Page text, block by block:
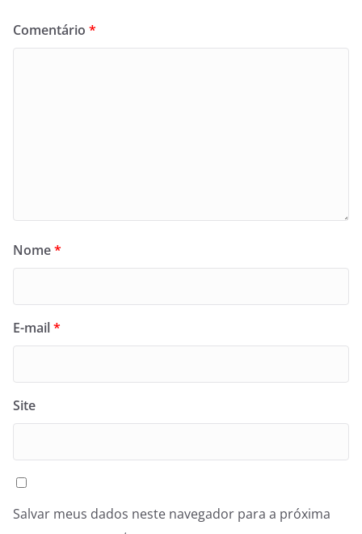
Comentário *
Nome*
E-mail*
Site
Salvar meus dados neste navegador para a próxima